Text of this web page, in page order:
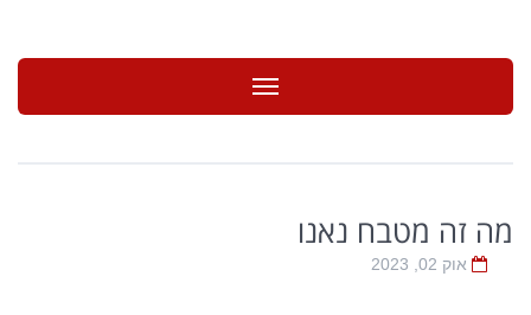
Toggle navigation
מה זה מטבח נאנו
אוק 02, 2023